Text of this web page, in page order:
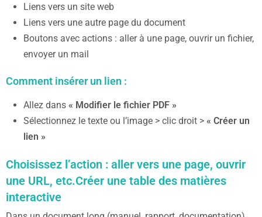
Liens vers un site web
Liens vers une autre page du document
Boutons avec actions : aller à une page, ouvrir un fichier,
envoyer un mail
Comment insérer un lien :
Allez dans « Modifier le fichier PDF »
Sélectionnez le texte ou l’image > clic droit > « Créer un
lien »
Choisissez l’action : aller vers une page, ouvrir
une URL, etc.Créer une table des matières
interactive